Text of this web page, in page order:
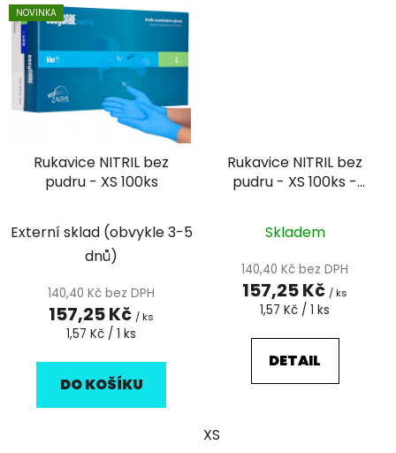
NOVINKA
Rukavice NITRIL bez
pudru - XS 100ks
Externí sklad (obvykle 3-5
dnů)
140,40 Kč bez DPH
157,25 Kč / ks
Měrná
1,57 Kč / 1 ks
DO KOŠÍKU
Rukavice NITRIL bez
pudru - XS 100ks -
Skladem
140,40 Kč bez DPH
157,25 Kč / ks
Měrná
1,57 Kč / 1 ks
DETAIL
XS